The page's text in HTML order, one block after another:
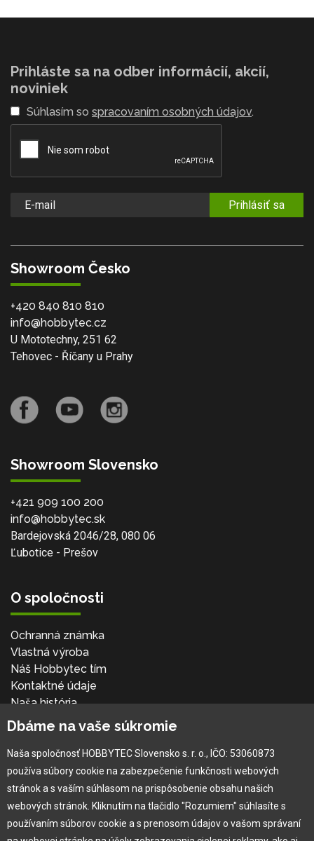
Prihláste sa na odber informácií, akcií,
noviniek
Súhlasím so spracovaním osobných údajov.
Prihlásiť sa
Showroom Česko
+420 840 810 810
info@hobbytec.cz
U Mototechny, 251 62
Tehovec - Říčany u Prahy
Showroom Slovensko
+421 909 100 200
info@hobbytec.sk
Bardejovská 2046/28, 080 06
Ľubotice - Prešov
O spoločnosti
Ochranná známka
Vlastná výroba
Náš Hobbytec tím
Kontaktné údaje
Naša história
Kariéra
Pre zákazníka
Garancia najlepšej ceny
Užívateľský manuál
Obchodné podmienky
Dbáme na vaše súkromie
Naša spoločnosť HOBBYTEC Slovensko s. r. o., IČO: 53060873
používa súbory cookie na zabezpečenie funkčnosti webových
stránok a s vaším súhlasom na prispôsobenie obsahu našich
webových stránok. Kliknutím na tlačidlo "Rozumiem" súhlasíte s
používaním súborov cookie a s prenosom údajov o vašom správaní